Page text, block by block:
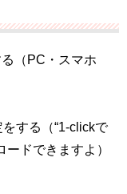
（PC・スマホ
する（“1‐clickで
ドできますよ）